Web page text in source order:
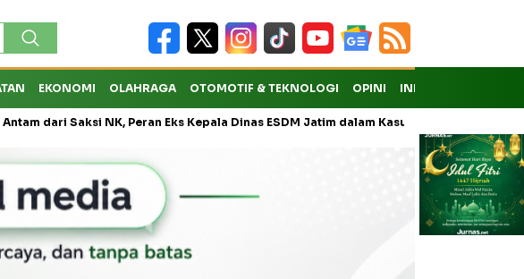
EKONOMI OLAHRAGA OTOMOTIF & TEKNOLOGI OPINI INDEKS
NK, Peran Eks Kepala Dinas ESDM Jatim dalam Kasus Pungli Masih Didalami